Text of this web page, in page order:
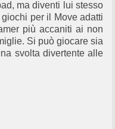
ma diventi lui stesso
per il Move adatti
più accaniti ai non
Si può giocare sia
svolta divertente alle